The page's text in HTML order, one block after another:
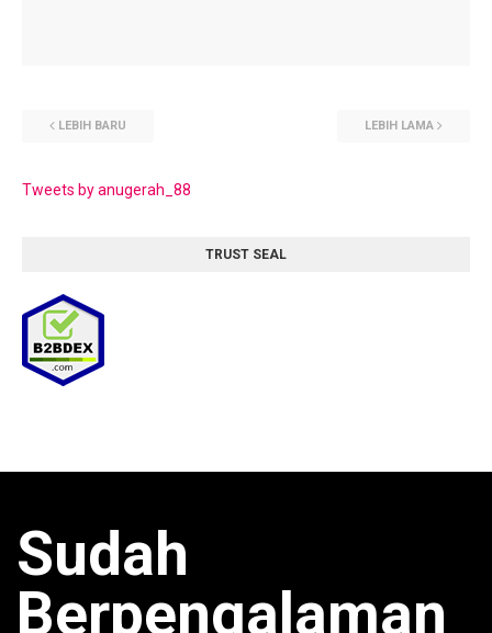
LEBIH BARU LEBIH LAMA
Tweets by anugerah_88
TRUST SEAL
Sudah
Berpengalaman